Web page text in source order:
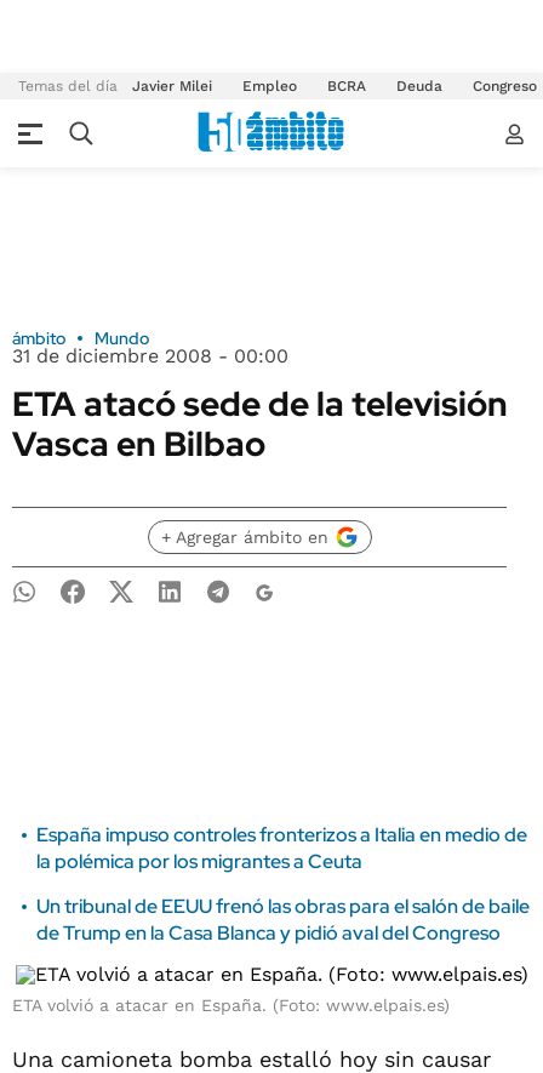
Temas del día Javier Milei Empleo BCRA Deuda Congreso
ámbito Mundo
31 de diciembre 2008 - 00:00
ETA atacó sede de la televisión
Vasca en Bilbao
+ Agregar ámbito en
España impuso controles fronterizos a Italia en medio de
la polémica por los migrantes a Ceuta
Un tribunal de EEUU frenó las obras para el salón de baile
de Trump en la Casa Blanca y pidió aval del Congreso
ETA volvió a atacar en España. (Foto: www.elpais.es)
Una camioneta bomba estalló hoy sin causar